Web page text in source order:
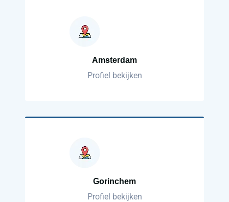
Amsterdam
Profiel bekijken
Gorinchem
Profiel bekijken